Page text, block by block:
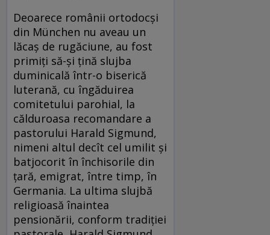
Deoarece românii ortodocşi
din München nu aveau un
lăcaş de rugăciune, au fost
primiţi să-şi ţină slujba
duminicală într-o biserică
luterană, cu îngăduirea
comitetului parohial, la
călduroasa recomandare a
pastorului Harald Sigmund,
nimeni altul decît cel umilit şi
batjocorit în închisorile din
ţară, emigrat, între timp, în
Germania. La ultima slujbă
religioasă înaintea
pensionării, conform tradiţiei